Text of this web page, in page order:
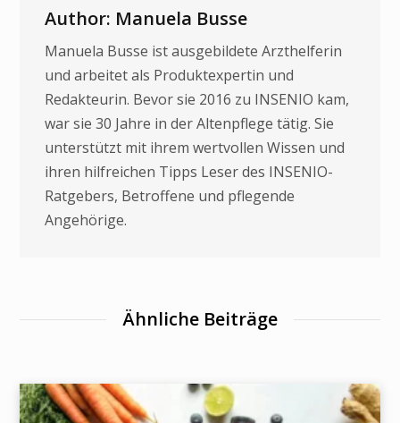
Author: Manuela Busse
Manuela Busse ist ausgebildete Arzthelferin
und arbeitet als Produktexpertin und
Redakteurin. Bevor sie 2016 zu INSENIO kam,
war sie 30 Jahre in der Altenpflege tätig. Sie
unterstützt mit ihrem wertvollen Wissen und
ihren hilfreichen Tipps Leser des INSENIO-
Ratgebers, Betroffene und pflegende
Angehörige.
Ähnliche Beiträge